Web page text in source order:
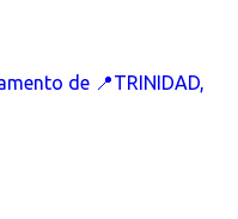
de 📍TRINIDAD,